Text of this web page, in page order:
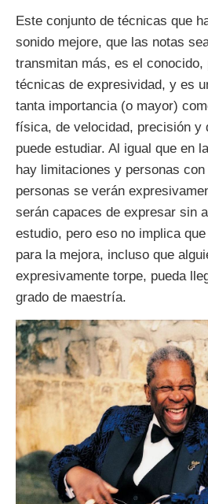
Este conjunto de técnicas que
sonido mejore, que las notas
transmitan más, es el
técnicas de expresividad, y es
tanta importancia (o mayor)
física, de velocidad, precisión y
puede estudiar. Al igual que en
hay limitaciones y personas
personas se verán
serán capaces de expresar sin
estudio, pero eso no implica
para la mejora, incluso que
expresivamente torpe, pueda
grado de maestría.